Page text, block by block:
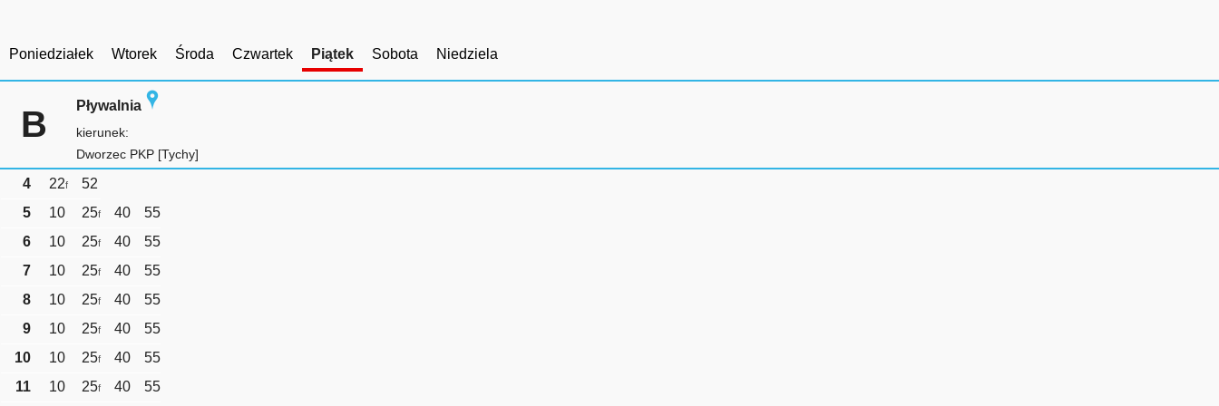
Poniedziałek Wtorek Środa Czwartek Piątek Sobota Niedziela
B Pływalnia
kierunek:
Dworzec PKP [Tychy]
4 22f
52
5
10 25f 40
55
6
10 25f 40
55
7
10 25f 40
55
8
10 25f 40
55
9
10 25f 40
55
10
10 25f 40
55
11
10 25f 40 55